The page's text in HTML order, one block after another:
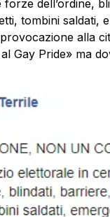
dell’ordine,
tombini saldati,
alla
Gay Pride» ma